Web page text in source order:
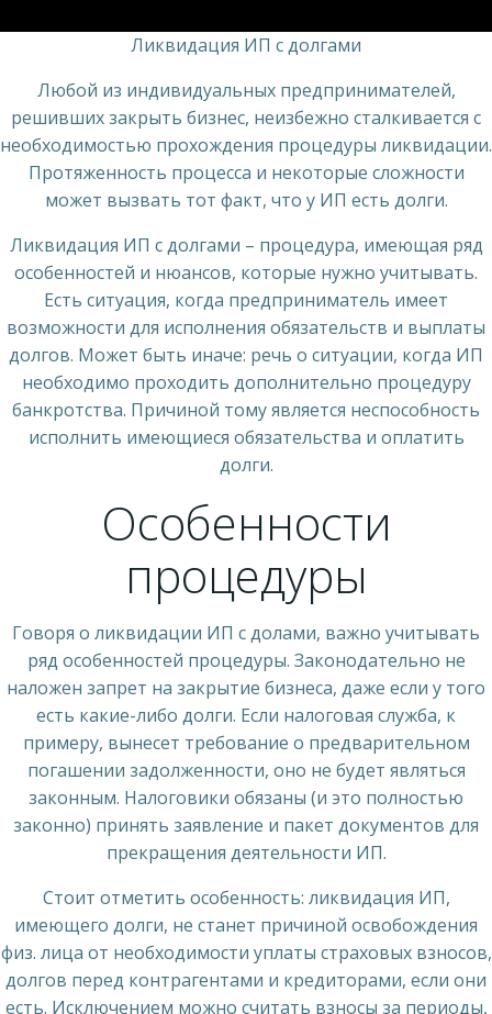
Ликвидация ИП с долгами
Любой из индивидуальных предпринимателей,
решивших закрыть бизнес, неизбежно сталкивается с
необходимостью прохождения процедуры ликвидации.
Протяженность процесса и некоторые сложности
может вызвать тот факт, что у ИП есть долги.
Ликвидация ИП с долгами – процедура, имеющая ряд
особенностей и нюансов, которые нужно учитывать.
Есть ситуация, когда предприниматель имеет
возможности для исполнения обязательств и выплаты
долгов. Может быть иначе: речь о ситуации, когда ИП
необходимо проходить дополнительно процедуру
банкротства. Причиной тому является неспособность
исполнить имеющиеся обязательства и оплатить
долги.
Особенности
процедуры
Говоря о ликвидации ИП с долами, важно учитывать
ряд особенностей процедуры. Законодательно не
наложен запрет на закрытие бизнеса, даже если у того
есть какие-либо долги. Если налоговая служба, к
примеру, вынесет требование о предварительном
погашении задолженности, оно не будет являться
законным. Налоговики обязаны (и это полностью
законно) принять заявление и пакет документов для
прекращения деятельности ИП.
Стоит отметить особенность: ликвидация ИП,
имеющего долги, не станет причиной освобождения
физ. лица от необходимости уплаты страховых взносов,
долгов перед контрагентами и кредиторами, если они
есть. Исключением можно считать взносы за периоды,